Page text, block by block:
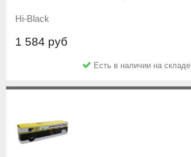
Hi-Black
1 584 руб
Есть в наличии на складе